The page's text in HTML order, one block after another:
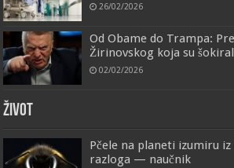
26/02/2026
Od Obame do Trampa:
Žirinovskog koja su
02/02/2026
ŽIVOT
Pčele na planeti izumiru
razloga — naučnik